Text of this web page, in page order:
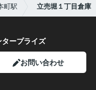
町駅 立売堀１丁目倉庫
ープライズ
お問い合わせ